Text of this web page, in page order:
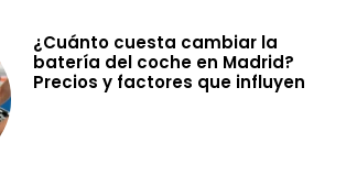
¿Cuánto cuesta cambiar la
batería del coche en Madrid?
Precios y factores que influyen